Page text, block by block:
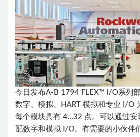
今日发布A-B 1794 FLEX™ I/O系列
数字、模拟、HART 模拟和专业 I/O
每个模块具有 4…32 点。可以通过安
配数字和模拟 I/O。有需要的小伙伴